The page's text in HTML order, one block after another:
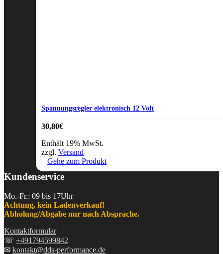
Spannungsregler elektronisch 12 Volt
30,80€
Enthält 19% MwSt.
zzgl. Versand
Gehe zum Produkt
Kundenservice
Mo.-Fr.: 09 bis 17Uhr
Achtung, kein Ladenverkauf!
Abholung/Abgabe nur nach Absprache.
Kontaktformular
☏ +491794599842
✉ kontakt@dds-performance.de